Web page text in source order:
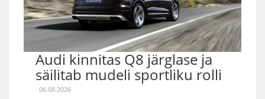
Audi kinnitas Q8 järglase ja
säilitab mudeli sportliku rolli
06.08.2026